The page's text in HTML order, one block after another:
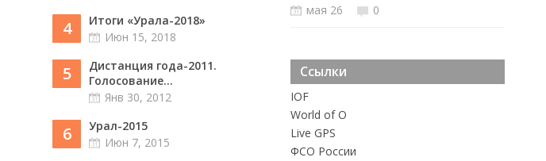
4
Итоги «Урала-2018»
Июн 15, 2018
5
Дистанция года-2011.
Голосование...
Янв 30, 2012
6
Урал-2015
Июн 7, 2015
мая 26 0
Ссылки
IOF
World of O
Live GPS
ФСО России